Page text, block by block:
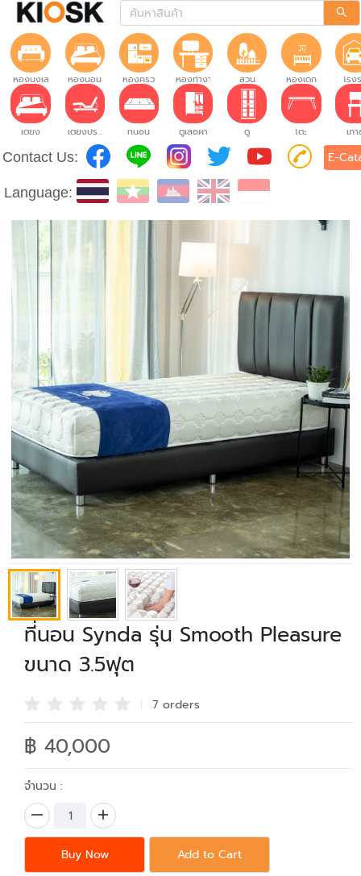
ห้องนั่งเล่น ห้องนอน ห้องครัว ห้องทำงาน สวน ห้องเด็ก โรง
เตียง เตียงปรับระดับ ที่นอน ตู้เสื้อผ้า ตู้ โต๊ะ เก้
Contact Us: E-
Language:
ที่นอน Synda รุ่น Smooth Pleasure
ขนาด 3.5ฟุต
7 orders
฿ 40,000
จำนวน :
Buy Now Add to Cart